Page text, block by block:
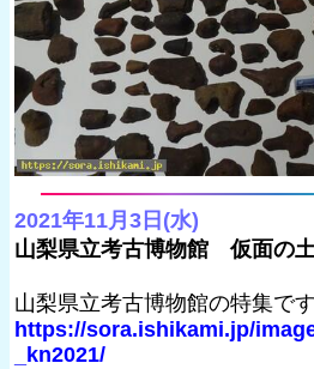
2021年11月3日(水)
山梨県立考古博物館 仮面の
山梨県立考古博物館の特集です
https://sora.ishikami.jp/
_kn2021/